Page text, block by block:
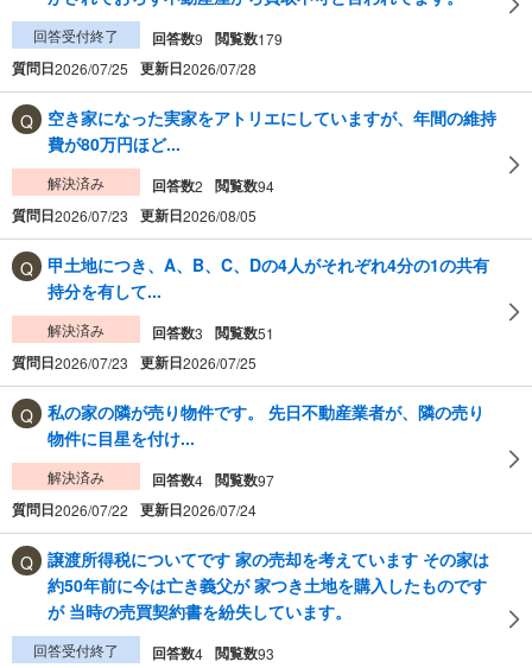
回答受付終了 回答数9 閲覧数179
質問日2026/07/25 更新日2026/07/28
空き家になった実家をアトリエにしていますが、年間の維持
費が80万円ほど...
解決済み 回答数2 閲覧数94
質問日2026/07/23 更新日2026/08/05
甲土地につき、A、B、C、Dの4人がそれぞれ4分の1の共有
持分を有して...
解決済み 回答数3 閲覧数51
質問日2026/07/23 更新日2026/07/25
私の家の隣が売り物件です。 先日不動産業者が、隣の売り
物件に目星を付け...
解決済み 回答数4 閲覧数97
質問日2026/07/22 更新日2026/07/24
譲渡所得税についてです 家の売却を考えています その家は
約50年前に今は亡き義父が 家つき土地を購入したものです
が 当時の売買契約書を紛失しています。
回答受付終了 回答数4 閲覧数93